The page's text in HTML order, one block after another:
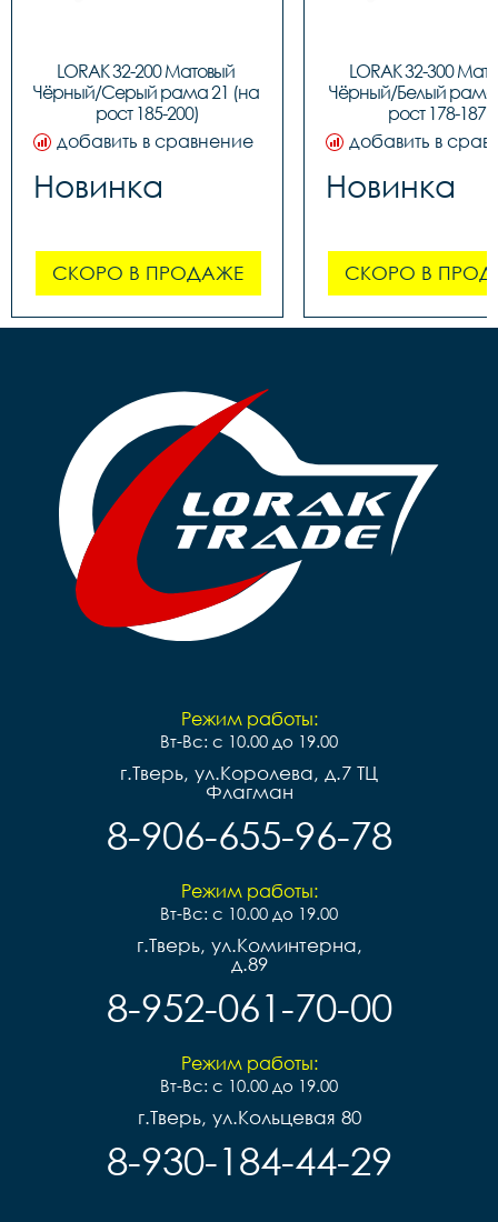
LORAK 32-200 Матовый
Чёрный/Серый рама 21 (на
рост 185-200)
добавить в сравнение
Новинка
СКОРО В ПРОДАЖЕ
LORAK 32-300
Чёрный/Белый рама
рост 178-187)
добавить в
Новинка
СКОРО В
Режим работы:
Вт-Вс: с 10.00 до 19.00
г.Тверь, ул.Королева, д.7 ТЦ
Флагман
8-906-655-96-78
Режим работы:
Вт-Вс: с 10.00 до 19.00
г.Тверь, ул.Коминтерна,
д.89
8-952-061-70-00
Режим работы:
Вт-Вс: с 10.00 до 19.00
г.Тверь, ул.Кольцевая 80
8-930-184-44-29